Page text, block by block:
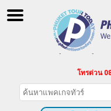
ทัวร์ภูเก็ต เที่ยวภูเก็ต
บริการจัดนำเที่ยว
ทัวร์ภูเก็ต แบบแพ็คเก
โทรด่วน